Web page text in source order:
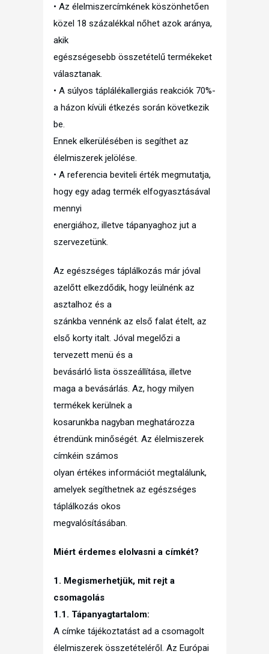
• Az élelmiszercímkének köszönhetően
közel 18 százalékkal nőhet azok aránya,
akik
egészségesebb összetételű termékeket
választanak.
• A súlyos táplálékallergiás reakciók 70%-
a házon kívüli étkezés során következik
be.
Ennek elkerülésében is segíthet az
élelmiszerek jelölése.
• A referencia beviteli érték megmutatja,
hogy egy adag termék elfogyasztásával
mennyi
energiához, illetve tápanyaghoz jut a
szervezetünk.
Az egészséges táplálkozás már jóval
azelőtt elkezdődik, hogy leülnénk az
asztalhoz és a
szánkba vennénk az első falat ételt, az
első korty italt. Jóval megelőzi a
tervezett menü és a
bevásárló lista összeállítása, illetve
maga a bevásárlás. Az, hogy milyen
termékek kerülnek a
kosarunkba nagyban meghatározza
étrendünk minőségét. Az élelmiszerek
címkéin számos
olyan értékes információt megtalálunk,
amelyek segíthetnek az egészséges
táplálkozás okos
megvalósításában.
Miért érdemes elolvasni a címkét?
1. Megismerhetjük, mit rejt a
csomagolás
1.1. Tápanyagtartalom:
A címke tájékoztatást ad a csomagolt
élelmiszerek összetételéről. Az Európai